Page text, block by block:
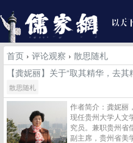
首页 › 评论观察 › 散思随札
【龚妮丽】关于“取其精华，去其
散思随札
作者简介：龚妮丽
现任贵州大学人文
究员。兼职贵州省
副主席，贵州省美